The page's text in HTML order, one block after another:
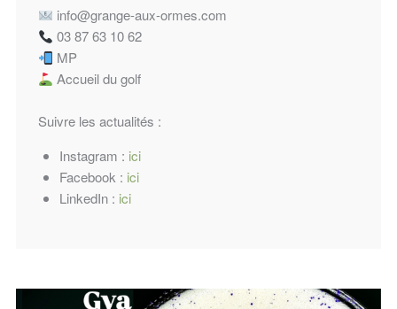
info@grange-aux-ormes.com
03 87 63 10 62
MP
Accueil du golf
Suivre les actualités :
Instagram : ici
Facebook : ici
LinkedIn : ici